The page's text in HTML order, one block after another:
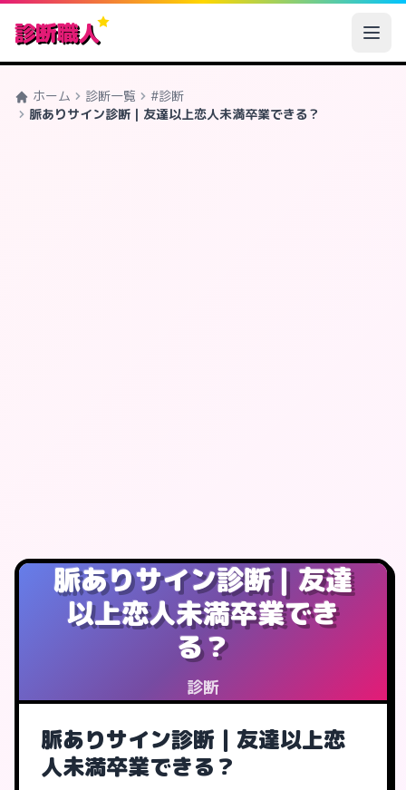
診断職人
ホーム 診断一覧
#診断
脈ありサイン診断｜友達以上恋人未満卒業できる？
脈ありサイン診断｜友達
以上恋人未満卒業でき
る？
診断
脈ありサイン診断｜友達以上恋
人未満卒業できる？